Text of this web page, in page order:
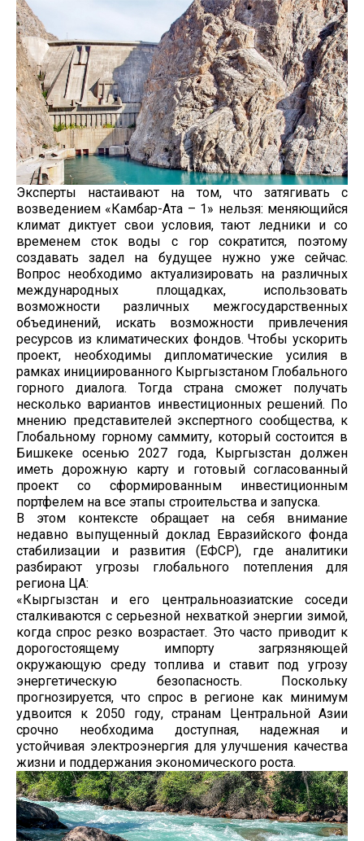
Эксперты настаивают на том, что затягивать с
возведением «Камбар-Ата – 1» нельзя: меняющийся
климат диктует свои условия, тают ледники и со
временем сток воды с гор сократится, поэтому
создавать задел на будущее нужно уже сейчас.
Вопрос необходимо актуализировать на различных
международных площадках, использовать
возможности различных межгосударственных
объединений, искать возможности привлечения
ресурсов из климатических фондов. Чтобы ускорить
проект, необходимы дипломатические усилия в
рамках инициированного Кыргызстаном Глобального
горного диалога. Тогда страна сможет получать
несколько вариантов инвестиционных решений. По
мнению представителей экспертного сообщества, к
Глобальному горному саммиту, который состоится в
Бишкеке осенью 2027 года, Кыргызстан должен
иметь дорожную карту и готовый согласованный
проект со сформированным инвестиционным
портфелем на все этапы строительства и запуска.
В этом контексте обращает на себя внимание
недавно выпущенный доклад Евразийского фонда
стабилизации и развития (ЕФСР), где аналитики
разбирают угрозы глобального потепления для
региона ЦА:
«Кыргызстан и его центральноазиатские соседи
сталкиваются с серьезной нехваткой энергии зимой,
когда спрос резко возрастает. Это часто приводит к
дорогостоящему импорту загрязняющей
окружающую среду топлива и ставит под угрозу
энергетическую безопасность. Поскольку
прогнозируется, что спрос в регионе как минимум
удвоится к 2050 году, странам Центральной Азии
срочно необходима доступная, надежная и
устойчивая электроэнергия для улучшения качества
жизни и поддержания экономического роста.